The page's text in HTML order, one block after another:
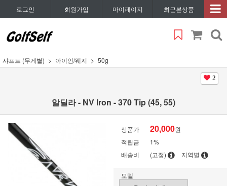
로그인 회원가입 마이페이지 최근본상품
샤프트 (무게별) 아이언/웨지 50g
2
알딜라 - NV Iron - 370 Tip (45, 55)
상품가 20,000원
적립금
1%
배송비
(고정) 지역별
모델